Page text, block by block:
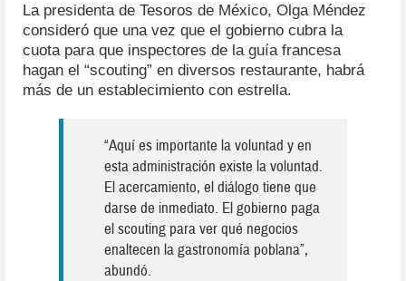
La presidenta de Tesoros de México, Olga Méndez
consideró que una vez que el gobierno cubra la
cuota para que inspectores de la guía francesa
hagan el “scouting” en diversos restaurante, habrá
más de un establecimiento con estrella.
“Aquí es importante la voluntad y en
esta administración existe la voluntad.
El acercamiento, el diálogo tiene que
darse de inmediato. El gobierno paga
el scouting para ver qué negocios
enaltecen la gastronomía poblana”,
abundó.